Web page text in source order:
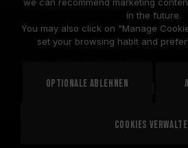
© 2026 Team Group Inc. All Rights
STANDORT
in the future.
You may also click on "Manage
set your browsing habit and
Optionale ablehnen
Cookies